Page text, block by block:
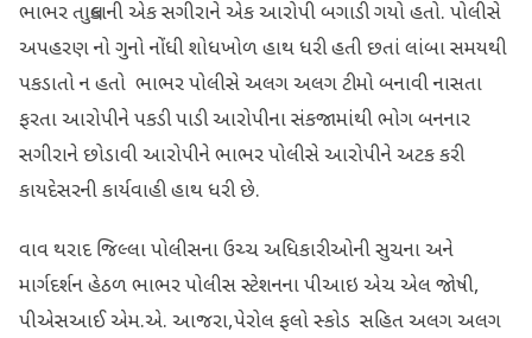
ભાભર તાલુકાની એક સગીરાને એક આરોપી બગાડી ગયો હતો. પોલીસે
અપહરણ નો ગુનો નોંધી શોધખોળ હાથ ધરી હતી છતાં લાંબા સમયથી
પકડાતો ન હતો ભાભર પોલીસે અલગ અલગ ટીમો બનાવી નાસતા
ફરતા આરોપીને પકડી પાડી આરોપીના સંકજામાંથી ભોગ બનનાર
સગીરાને છોડાવી આરોપીને ભાભર પોલીસે આરોપીને અટક કરી
કાયદેસરની કાર્યવાહી હાથ ધરી છે.
વાવ થરાદ જિલ્લા પોલીસના ઉચ્ચ અધિકારીઓની સુચના અને
માર્ગદર્શન હેઠળ ભાભર પોલીસ સ્ટેશનના પીઆઇ એચ એલ જોષી,
પીએસઆઈ એમ.એ. આજરા,પેરોલ ફલો સ્કોડ સહિત અલગ અલગ